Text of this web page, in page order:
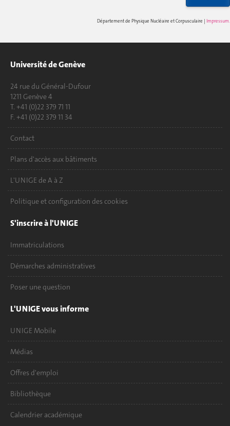
Département de Physique Nucléaire et Corpusculaire | Impressum.
Université de Genève
24 rue du Général-Dufour
1211 Genève 4
T. +41 (0)22 379 71 11
F. +41 (0)22 379 11 34
Contact
Plans d'accès aux bâtiments
L'UNIGE de A à Z
Politique et configuration des cookies
S'inscrire à l'UNIGE
Immatriculations
Démarches administratives
Poser une question
L'UNIGE vous informe
UNIGE Mobile
Médias
Offres d'emploi
Bibliothèque
Calendrier académique